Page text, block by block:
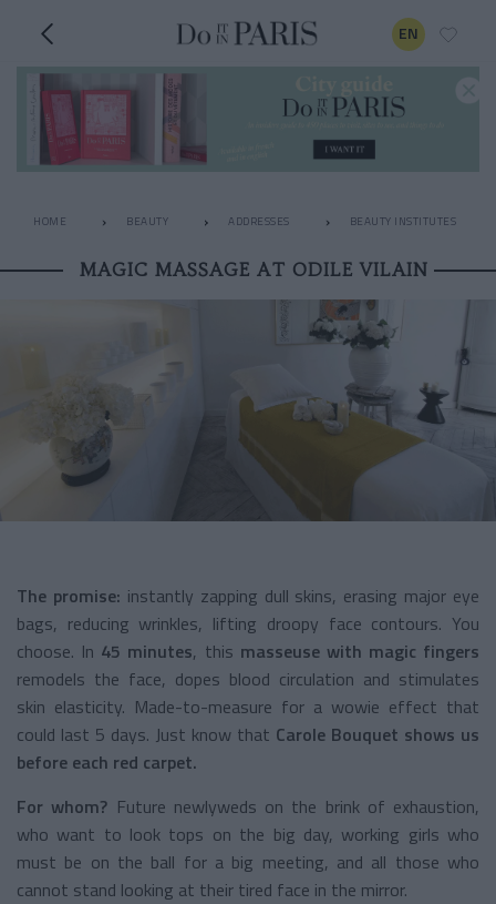
EN
HOME BEAUTY ADDRESSES BEAUTY INSTITUTES
MAGIC MASSAGE AT ODILE VILAIN
The promise: instantly zapping dull skins, erasing major eye
bags, reducing wrinkles, lifting droopy face contours. You
choose. In 45 minutes, this masseuse with magic fingers
remodels the face, dopes blood circulation and stimulates
skin elasticity. Made-to-measure for a wowie effect that
could last 5 days. Just know that Carole Bouquet shows us
before each red carpet.
For whom? Future newlyweds on the brink of exhaustion,
who want to look tops on the big day, working girls who
must be on the ball for a big meeting, and all those who
cannot stand looking at their tired face in the mirror.